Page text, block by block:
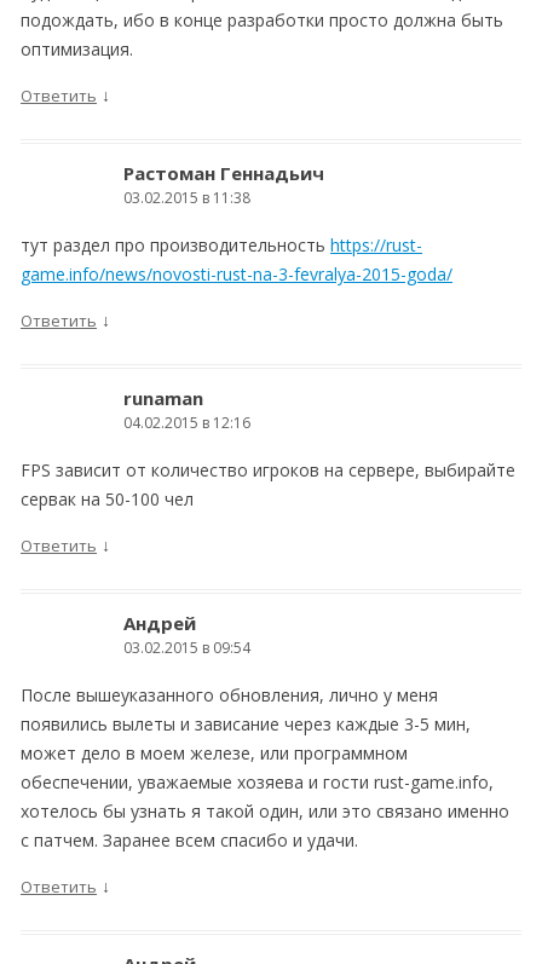
подождать, ибо в конце разработки просто должна быть
оптимизация.
Ответить ↓
Растоман Геннадьич
03.02.2015 в 11:38
тут раздел про производительность https://rust-
game.info/news/novosti-rust-na-3-fevralya-2015-goda/
Ответить ↓
runaman
04.02.2015 в 12:16
FPS зависит от количество игроков на сервере, выбирайте
сервак на 50-100 чел
Ответить ↓
Андрей
03.02.2015 в 09:54
После вышеуказанного обновления, лично у меня
появились вылеты и зависание через каждые 3-5 мин,
может дело в моем железе, или программном
обеспечении, уважаемые хозяева и гости rust-game.info,
хотелось бы узнать я такой один, или это связано именно
с патчем. Заранее всем спасибо и удачи.
Ответить ↓